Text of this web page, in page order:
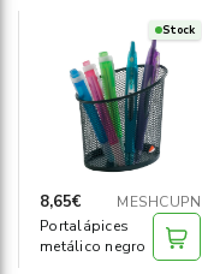
Stock
8,65€
MESHCUPN
Portalápices
metálico negro